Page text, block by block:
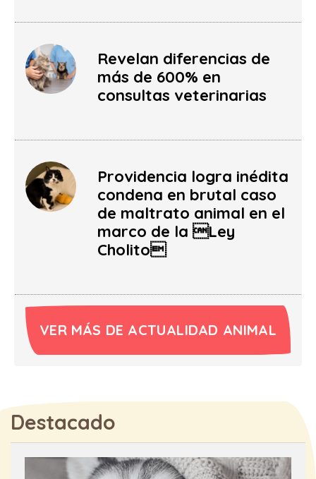
Revelan diferencias de
más de 600% en
consultas veterinarias
Providencia logra inédita
condena en brutal caso
de maltrato animal en el
marco de la Ley
Cholito
VER MÁS DE ACTUALIDAD ANIMAL
Destacado